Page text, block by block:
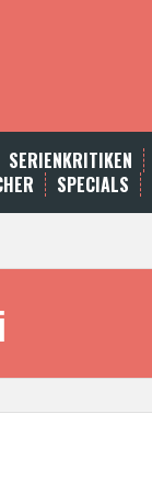
SERIENKRITIKEN
SPECIALS